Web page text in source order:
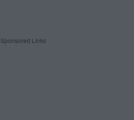
Sponsored Links